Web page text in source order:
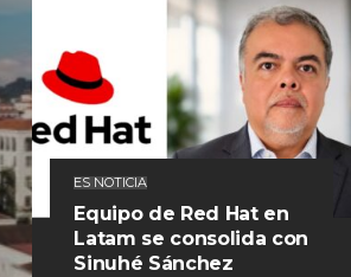
ES NOTICIA
Equipo de Red Hat en
Latam se consolida con
Sinuhé Sánchez